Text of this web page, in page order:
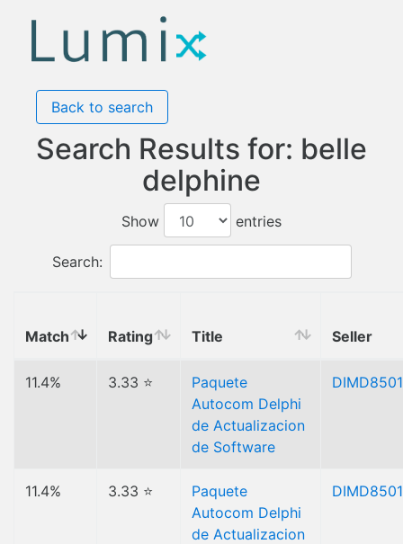
Back to search
Search Results for: belle
delphine
Show entries
Search:
Match Rating Title Seller
11.4% 3.33 ⭐
Paquete
Autocom Delphi
de Actualizacion
de Software
11.4% 3.33 ⭐
Paquete
Autocom Delphi
de Actualizacion